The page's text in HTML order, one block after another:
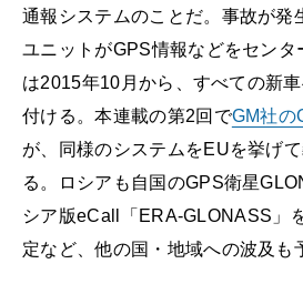
通報システムのことだ。事故が発
ユニットがGPS情報などをセン
は2015年10月から、すべての新
付ける。本連載の第2回でGM社の
が、同様のシステムをEUを挙げ
る。ロシアも自国のGPS衛星
シア版eCall「ERA-GLONASS」
定など、他の国・地域への波及も